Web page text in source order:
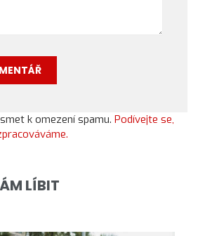
k omezení spamu. Podívejte se,
LÍBIT